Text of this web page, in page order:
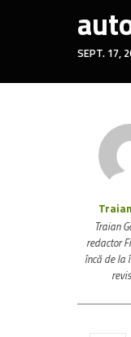
SEPT. 17,
Traian
redactor
încă de la